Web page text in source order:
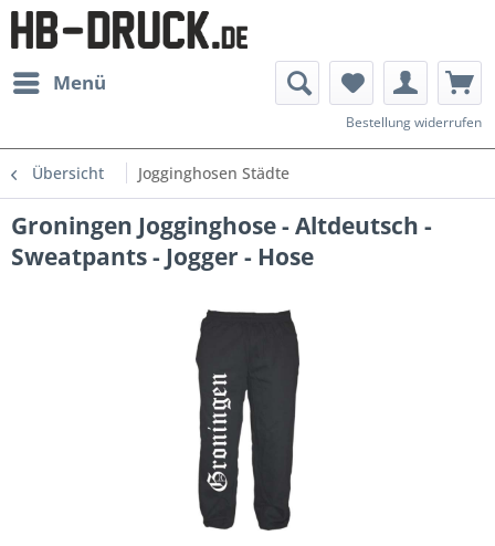
Menü
Bestellung widerrufen
Übersicht Jogginghosen Städte
Groningen Jogginghose - Altdeutsch -
Sweatpants - Jogger - Hose